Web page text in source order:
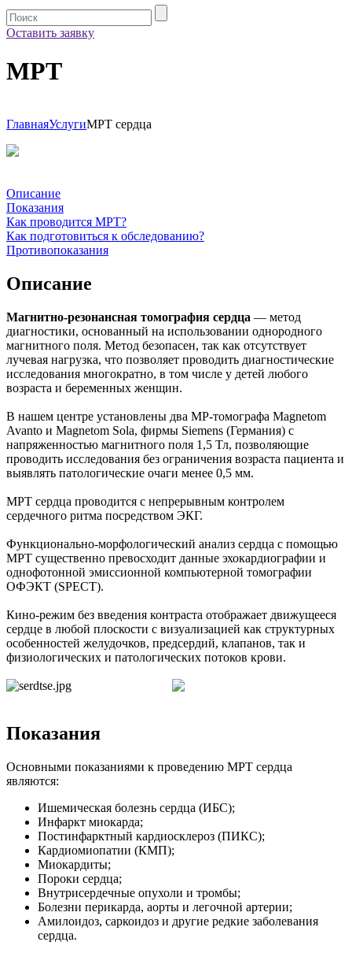
Оставить заявку
МРТ
ГлавнаяУслугиМРТ сердца
Описание
Показания
Как проводится МРТ?
Как подготовиться к обследованию?
Противопоказания
Описание
Магнитно-резонансная томография сердца — метод
диагностики, основанный на использовании однородного
магнитного поля. Метод безопасен, так как отсутствует
лучевая нагрузка, что позволяет проводить диагностические
исследования многократно, в том числе у детей любого
возраста и беременных женщин.
В нашем центре установлены два МР-томографа Magnetom
Avanto и Magnetom Sola, фирмы Siemens (Германия) с
напряженностью магнитного поля 1,5 Тл, позволяющие
проводить исследования без ограничения возраста пациента и
выявлять патологические очаги менее 0,5 мм.
МРТ сердца проводится с непрерывным контролем
сердечного ритма посредством ЭКГ.
Функционально-морфологический анализ сердца с помощью
МРТ существенно превосходит данные эхокардиографии и
однофотонной эмиссионной компьютерной томографии
ОФЭКТ (SPECT).
Кино-режим без введения контраста отображает движущееся
сердце в любой плоскости с визуализацией как структурных
особенностей желудочков, предсердий, клапанов, так и
физиологических и патологических потоков крови.
Показания
Основными показаниями к проведению МРТ сердца
являются:
Ишемическая болезнь сердца (ИБС);
Инфаркт миокарда;
Постинфарктный кардиосклероз (ПИКС);
Кардиомиопатии (КМП);
Миокардиты;
Пороки сердца;
Внутрисердечные опухоли и тромбы;
Болезни перикарда, аорты и легочной артерии;
Амилоидоз, саркоидоз и другие редкие заболевания
сердца.